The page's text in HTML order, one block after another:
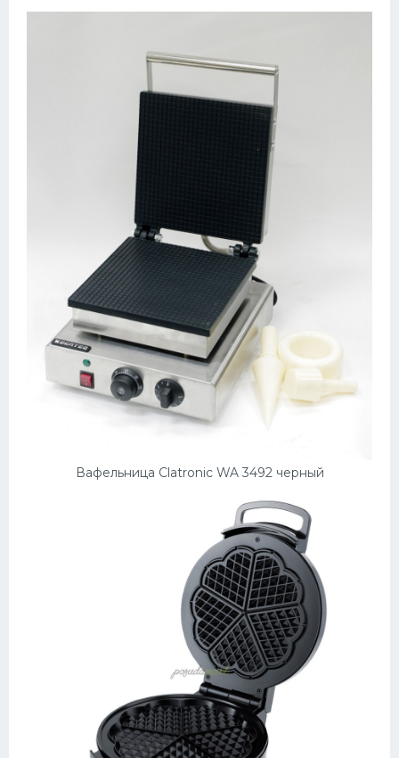
Вафельница Clatronic WA 3492 черный